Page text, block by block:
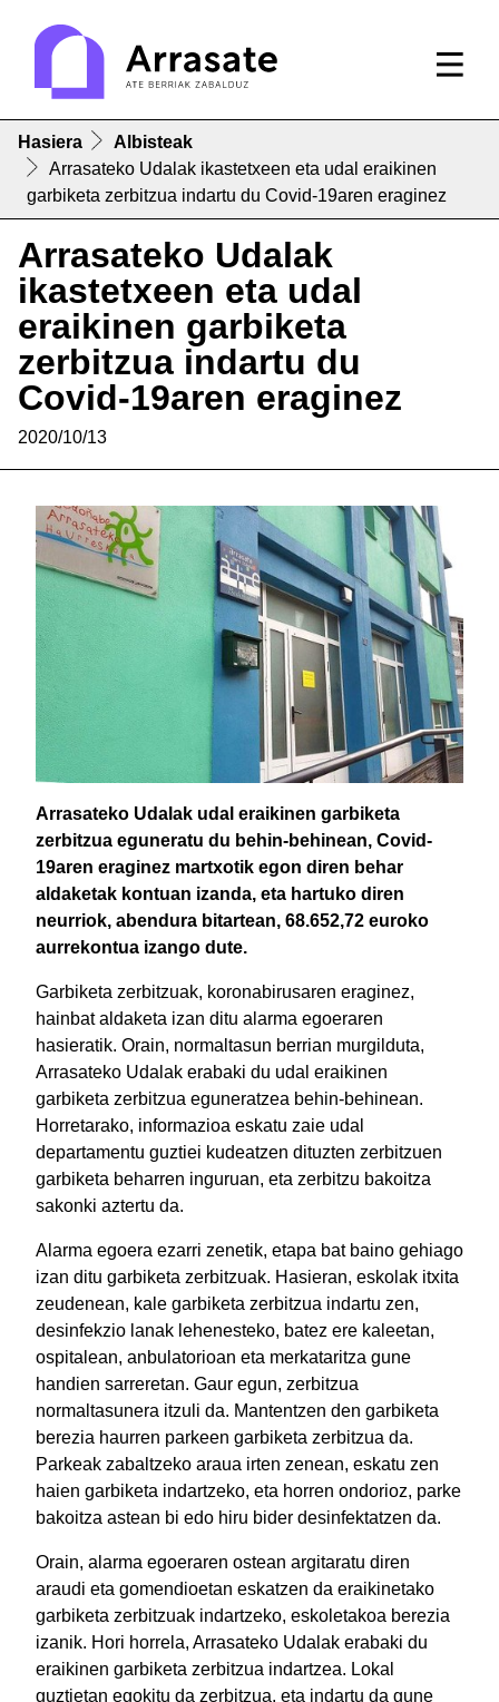
Hasiera
Albisteak
Arrasateko Udalak ikastetxeen eta udal eraikinen
garbiketa zerbitzua indartu du Covid-19aren eraginez
Arrasateko Udalak
ikastetxeen eta udal
eraikinen garbiketa
zerbitzua indartu du
Covid-19aren eraginez
2020/10/13
Arrasateko Udalak udal eraikinen garbiketa
zerbitzua eguneratu du behin-behinean, Covid-
19aren eraginez martxotik egon diren behar
aldaketak kontuan izanda, eta hartuko diren
neurriok, abendura bitartean, 68.652,72 euroko
aurrekontua izango dute.
Garbiketa zerbitzuak, koronabirusaren eraginez,
hainbat aldaketa izan ditu alarma egoeraren
hasieratik. Orain, normaltasun berrian murgilduta,
Arrasateko Udalak erabaki du udal eraikinen
garbiketa zerbitzua eguneratzea behin-behinean.
Horretarako, informazioa eskatu zaie udal
departamentu guztiei kudeatzen dituzten zerbitzuen
garbiketa beharren inguruan, eta zerbitzu bakoitza
sakonki aztertu da.
Alarma egoera ezarri zenetik, etapa bat baino gehiago
izan ditu garbiketa zerbitzuak. Hasieran, eskolak itxita
zeudenean, kale garbiketa zerbitzua indartu zen,
desinfekzio lanak lehenesteko, batez ere kaleetan,
ospitalean, anbulatorioan eta merkataritza gune
handien sarreretan. Gaur egun, zerbitzua
normaltasunera itzuli da. Mantentzen den garbiketa
berezia haurren parkeen garbiketa zerbitzua da.
Parkeak zabaltzeko araua irten zenean, eskatu zen
haien garbiketa indartzeko, eta horren ondorioz, parke
bakoitza astean bi edo hiru bider desinfektatzen da.
Orain, alarma egoeraren ostean argitaratu diren
araudi eta gomendioetan eskatzen da eraikinetako
garbiketa zerbitzuak indartzeko, eskoletakoa berezia
izanik. Hori horrela, Arrasateko Udalak erabaki du
eraikinen garbiketa zerbitzua indartzea. Lokal
guztietan egokitu da zerbitzua, eta indartu da gune